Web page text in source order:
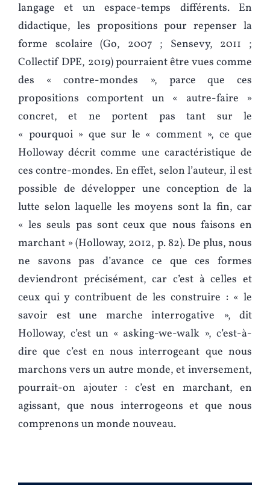
langage et un espace-temps différents. En
didactique, les propositions pour repenser la
forme scolaire (Go, 2007 ; Sensevy, 2011 ;
Collectif DPE, 2019) pourraient être vues comme
des « contre-mondes », parce que ces
propositions comportent un « autre-faire »
concret, et ne portent pas tant sur le
« pourquoi » que sur le « comment », ce que
Holloway décrit comme une caractéristique de
ces contre-mondes. En effet, selon l’auteur, il est
possible de développer une conception de la
lutte selon laquelle les moyens sont la fin, car
« les seuls pas sont ceux que nous faisons en
marchant » (Holloway, 2012, p. 82). De plus, nous
ne savons pas d’avance ce que ces formes
deviendront précisément, car c’est à celles et
ceux qui y contribuent de les construire : « le
savoir est une marche interrogative », dit
Holloway, c’est un « asking-we-walk », c’est-à-
dire que c’est en nous interrogeant que nous
marchons vers un autre monde, et inversement,
pourrait-on ajouter : c’est en marchant, en
agissant, que nous interrogeons et que nous
comprenons un monde nouveau.